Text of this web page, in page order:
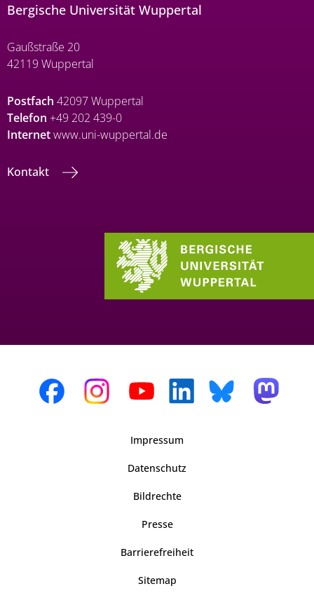
Bergische Universität Wuppertal
Gaußstraße 20
42119 Wuppertal
Postfach 42097 Wuppertal
Telefon +49 202 439-0
Internetwww.uni-wuppertal.de
Kontakt
Impressum
Datenschutz
Bildrechte
Presse
Barrierefreiheit
Sitemap